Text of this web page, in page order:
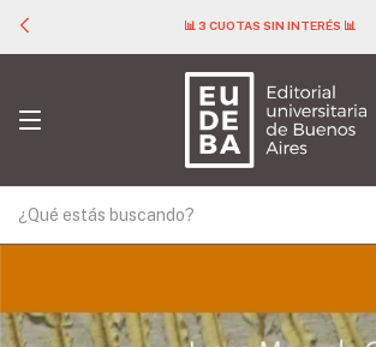
📊 3 CUOTAS SIN INTERÉS 📊